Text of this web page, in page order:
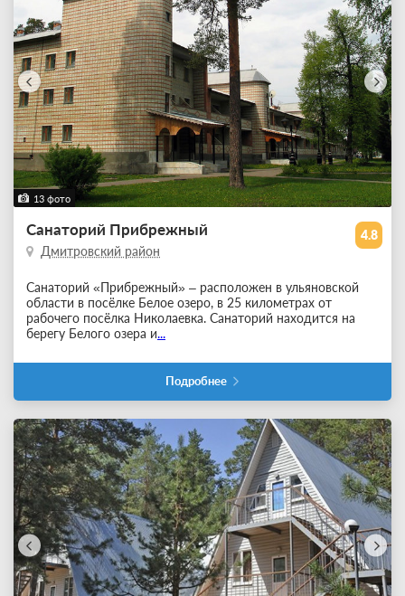
13 фото
4.8
Санаторий Прибрежный
Дмитровский район
Санаторий «Прибрежный» – расположен в ульяновской
области в посёлке Белое озеро, в 25 километрах от
рабочего посёлка Николаевка. Санаторий находится на
берегу Белого озера и...
Подробнее